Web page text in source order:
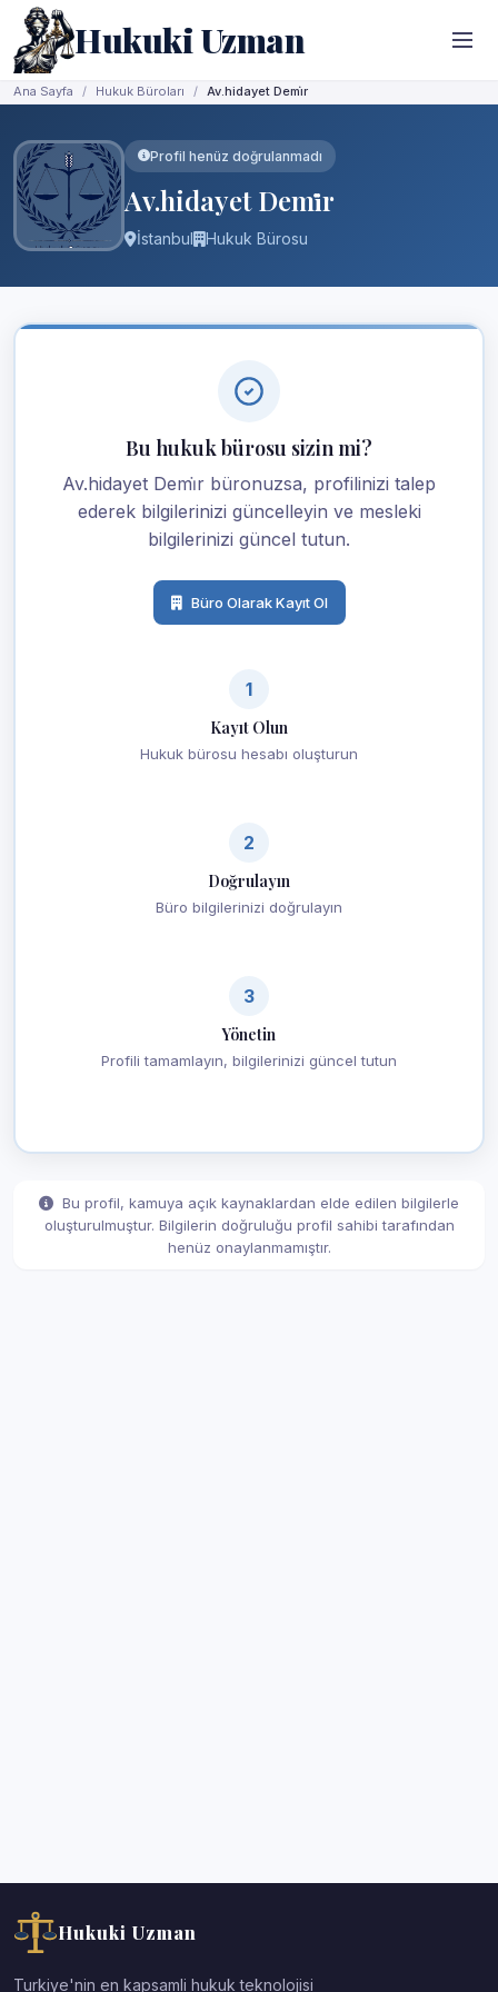
Hukuki Uzman
Ana Sayfa Hukuk Büroları Av.hidayet Demi̇r
Profil henüz doğrulanmadı
Av.hidayet Demi̇r
İstanbul Hukuk Bürosu
Bu hukuk bürosu sizin mi?
Av.hidayet Demi̇r büronuzsa, profilinizi talep
ederek bilgilerinizi güncelleyin ve mesleki
bilgilerinizi güncel tutun.
Büro Olarak Kayıt Ol
1
Kayıt Olun
Hukuk bürosu hesabı oluşturun
2
Doğrulayın
Büro bilgilerinizi doğrulayın
3
Yönetin
Profili tamamlayın, bilgilerinizi güncel tutun
Bu profil, kamuya açık kaynaklardan elde edilen bilgilerle
oluşturulmuştur. Bilgilerin doğruluğu profil sahibi tarafından
henüz onaylanmamıştır.
Hukuki Uzman
Turkiye'nin en kapsamli hukuk teknolojisi